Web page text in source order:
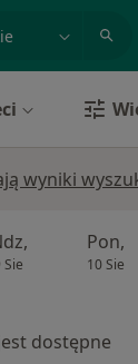
wyniki
Sie
Pon,
10 Sie
dostępne